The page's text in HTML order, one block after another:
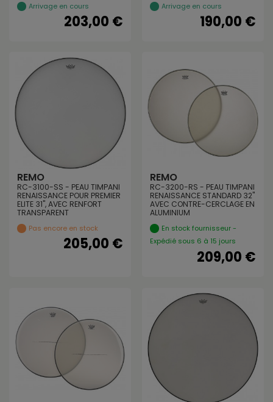
Arrivage en cours
203,00 €
Arrivage en cours
190,00 €
REMO
RC-3100-SS - PEAU TIMPANI
RENAISSANCE POUR PREMIER
ELITE 31", AVEC RENFORT
TRANSPARENT
Pas encore en stock
205,00 €
REMO
RC-3200-RS - PEAU TIMPANI
RENAISSANCE STANDARD 32"
AVEC CONTRE-CERCLAGE EN
ALUMINIUM
En stock fournisseur -
Expédié sous 6 à 15 jours
209,00 €